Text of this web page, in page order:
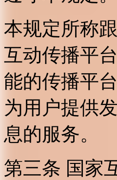
本规定所称
互动传播平
能的传播平
为用户提供
息的服务。
第三条 国家